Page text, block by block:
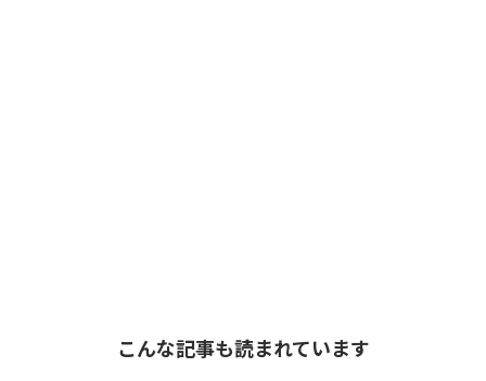
こんな記事も読まれています